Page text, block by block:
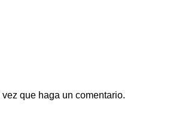
que haga un comentario.